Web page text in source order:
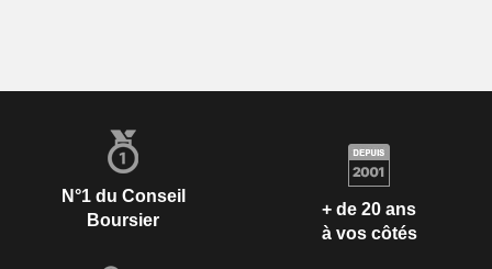
N°1 du Conseil
Boursier
+ de 20 ans
à vos côtés